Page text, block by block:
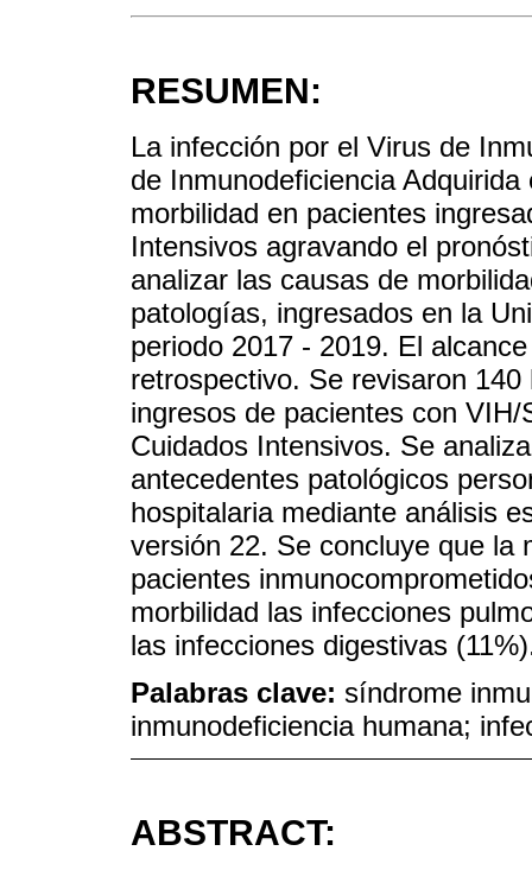
RESUMEN:
La infección por el Virus de
de Inmunodeficiencia
morbilidad en pacientes
Intensivos agravando el
analizar las causas de
patologías, ingresados en la
periodo 2017 - 2019. El
retrospectivo. Se revisaron
ingresos de pacientes con
Cuidados Intensivos. Se
antecedentes patológicos
hospitalaria mediante análisis
versión 22. Se concluye que la
pacientes
morbilidad las infecciones
las infecciones digestivas
Palabras clave: síndrome
inmunodeficiencia humana;
ABSTRACT: